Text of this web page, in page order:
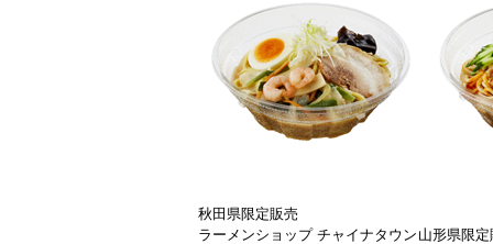
秋田県限定販売
ラーメンショップ チャイナタウン 山形県限定